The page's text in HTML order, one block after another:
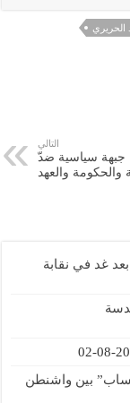
التالي
جبهة سياسية ضدّ
والحكومة والعهد
غد في نقابة
بين واشنطن